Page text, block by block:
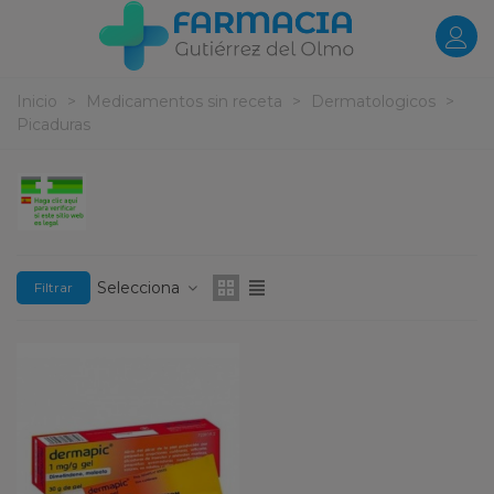
Inicio > Medicamentos sin receta > Dermatologicos
>
Picaduras
Filtrar Selecciona